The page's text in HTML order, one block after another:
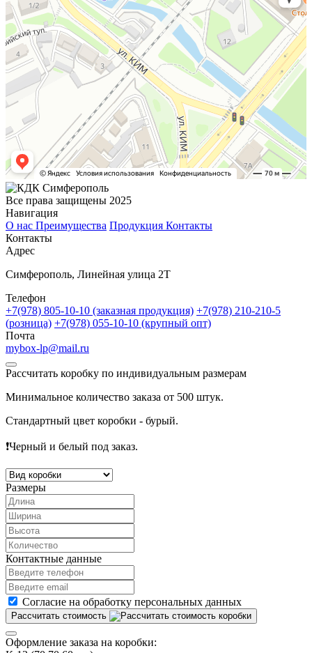
Все права защищены 2025
Навигация
О нас Преимущества Продукция Контакты
Контакты
Адрес
Симферополь, Линейная улица 2Т
Телефон
+7(978) 805-10-10 (заказная продукция) +7(978) 210-210-5
(розница) +7(978) 055-10-10 (крупный опт)
Почта
mybox-lp@mail.ru
Рассчитать коробку по индивидуальным размерам
Минимальное количество заказа от 500 штук.
Стандартный цвет коробки - бурый.
❗️Черный и белый под заказ.
Размеры
Контактные данные
Согласие на обработку персональных данных
Рассчитать стоимость
Оформление заказа на коробки: